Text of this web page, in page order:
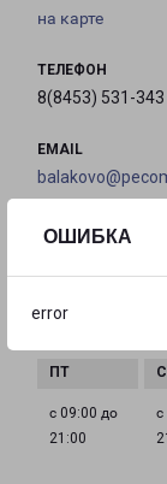
ОШИБКА
error
на карте
ТЕЛЕФОН
8(8453) 531-343
EMAIL
ГРАФИК РАБОТЫ
с 09:00 до
с 09:00 до
21:00
с